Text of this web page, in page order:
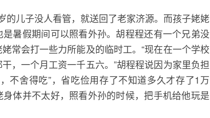
的儿子没人看管，就送回了老家济源。而孩子姥姥
暑假期间可以照看外孙。胡程程还有一个兄弟没
常会打一些力所能及的临时工。“现在在一个学校
，一个月工资一千五六。”胡程程说因为家里负担
不舍得吃”，省吃俭用存了不知道多久才存了1万
体并不太好，照看外孙的时候，把手机给他玩是